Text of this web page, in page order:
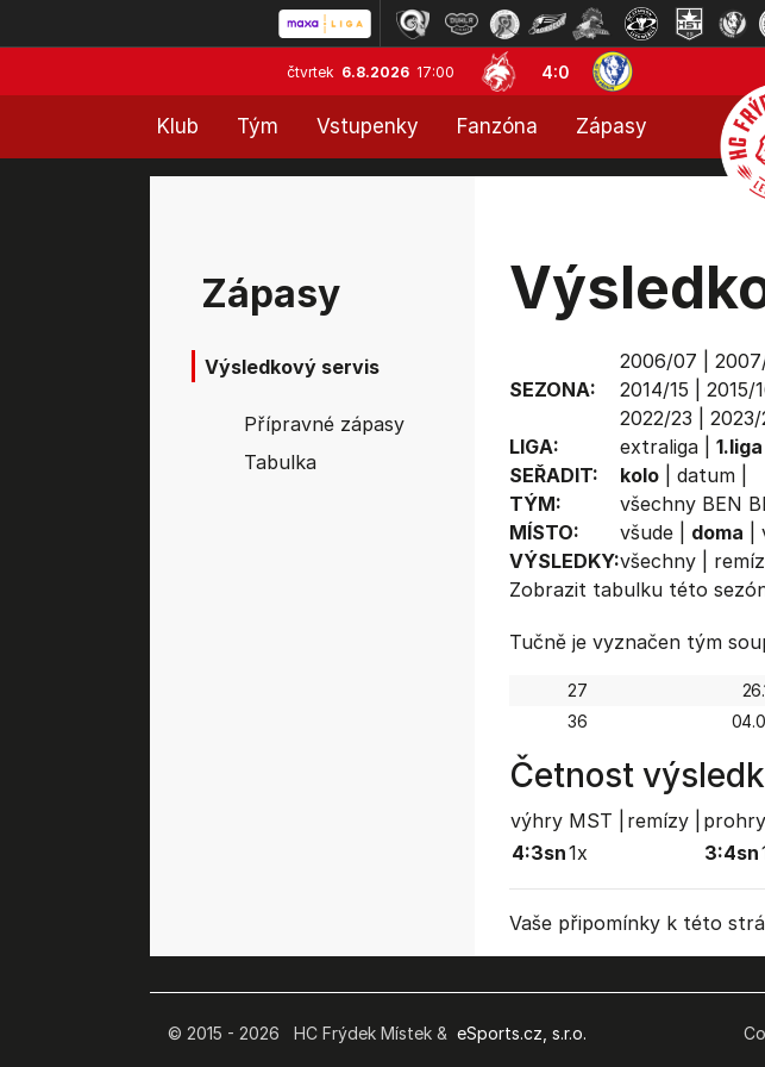
čtvrtek 6.8.2026 17:00 4:0
Klub Tým Vstupenky Fanzóna Zápasy
Zápasy
Výsledkový servis
Přípravné zápasy
Tabulka
SEZONA:
2006/07
2014/15
2015/
2022/23
2023/
LIGA:
extraliga| 1.liga
SEŘADIT:
kolo| datum|
TÝM:
všechny BEN
MÍSTO:
všude| doma
VÝSLEDKY:všechny|
Zobrazit tabulkutéto
Tučně je vyznačen tým
27
36
Četnost
výhry MST | remízy |
4:3sn1x 3:4sn
Vaše připomínky k této
© 2015 - 2026 HC Frýdek Místek &eSports.cz, s.r.o.